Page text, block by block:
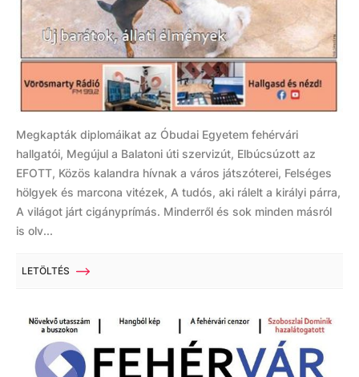
Megkapták diplomáikat az Óbudai Egyetem fehérvári
hallgatói, Megújul a Balatoni úti szervizút, Elbúcsúzott az
EFOTT, Közös kalandra hívnak a város játszóterei, Felséges
hölgyek és marcona vitézek, A tudós, aki rálelt a királyi párra,
A világot járt cigányprímás. Minderről és sok minden másról
is olv...
LETÖLTÉS